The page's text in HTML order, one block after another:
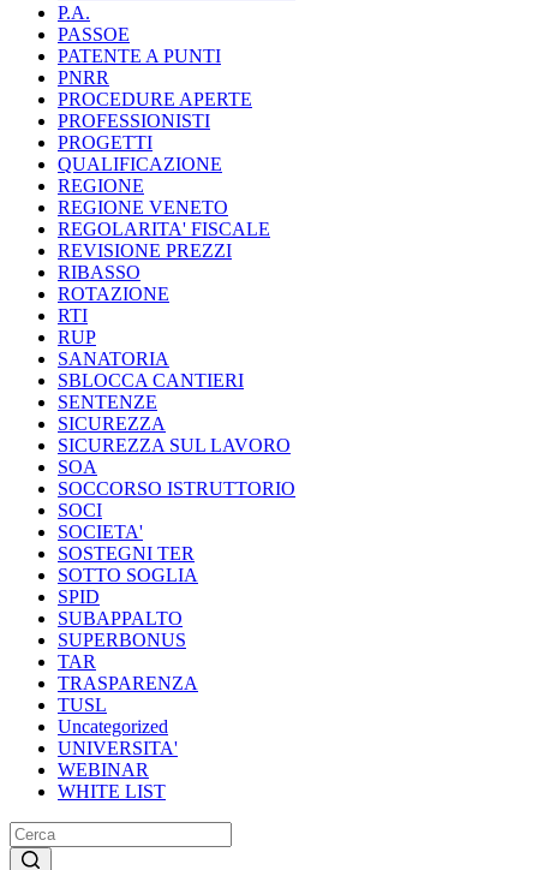
P.A.
PASSOE
PATENTE A PUNTI
PNRR
PROCEDURE APERTE
PROFESSIONISTI
PROGETTI
QUALIFICAZIONE
REGIONE
REGIONE VENETO
REGOLARITA' FISCALE
REVISIONE PREZZI
RIBASSO
ROTAZIONE
RTI
RUP
SANATORIA
SBLOCCA CANTIERI
SENTENZE
SICUREZZA
SICUREZZA SUL LAVORO
SOA
SOCCORSO ISTRUTTORIO
SOCI
SOCIETA'
SOSTEGNI TER
SOTTO SOGLIA
SPID
SUBAPPALTO
SUPERBONUS
TAR
TRASPARENZA
TUSL
Uncategorized
UNIVERSITA'
WEBINAR
WHITE LIST